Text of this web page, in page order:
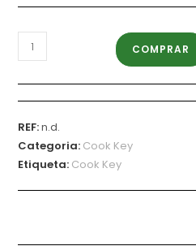
COMPRAR
REF:n.d.
Categoria: Cook Key
Etiqueta: Cook Key